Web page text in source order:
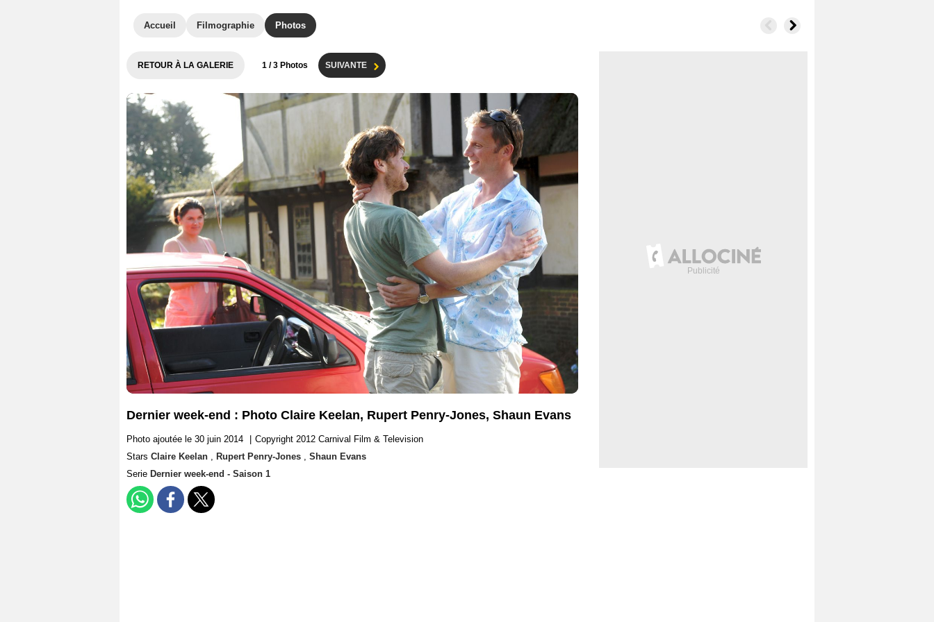
Accueil Filmographie Photos
RETOUR À LA GALERIE 1 / 3 Photos SUIVANTE
Dernier week-end : Photo Claire Keelan, Rupert Penry-Jones, Shaun Evans
Photo ajoutée le 30 juin 2014
Copyright 2012 Carnival Film & Television
Stars Claire Keelan , Rupert Penry-Jones , Shaun Evans
Serie Dernier week-end - Saison 1